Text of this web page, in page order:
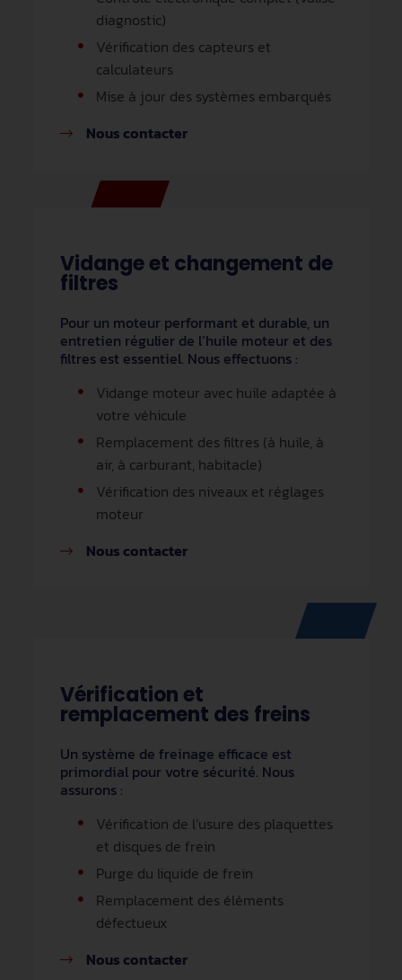
diagnostic)
Vérification des capteurs et
calculateurs
Mise à jour des systèmes embarqués
Nous contacter
Vidange et changement de
filtres
Pour un moteur performant et durable, un
entretien régulier de l’huile moteur et des
filtres est essentiel. Nous effectuons :
Vidange moteur avec huile adaptée à
votre véhicule
Remplacement des filtres (à huile, à
air, à carburant, habitacle)
Vérification des niveaux et réglages
moteur
Nous contacter
Vérification et
remplacement des freins
Un système de freinage efficace est
primordial pour votre sécurité. Nous
assurons :
Vérification de l’usure des plaquettes
et disques de frein
Purge du liquide de frein
Remplacement des éléments
défectueux
Nous contacter